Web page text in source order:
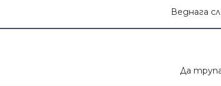
Веднага
Да